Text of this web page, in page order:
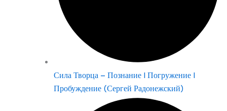
Сила Творца – Познание | Погружение |
Пробуждение (Сергей Радонежский)